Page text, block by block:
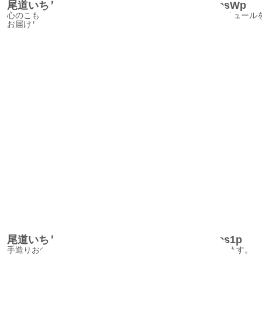
尾道いちじくコンフィチュール2/FigconfituresWp
心のこもった1本の手造りおのみち朝捥ぎいちじくコンフィチュール
お届けします。
尾道いちじくコンフィチュール1/Figconfitures1p
手造りおのみち朝捥ぎいちじくコンフィチュールをお届けします。